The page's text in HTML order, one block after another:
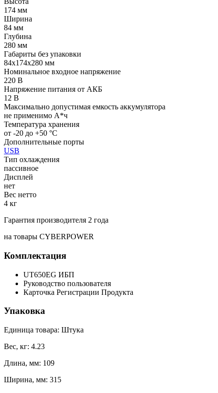
174 мм
Ширина
84 мм
Глубина
280 мм
Габариты без упаковки
84x174x280 мм
Номинальное входное напряжение
220 В
Напряжение питания от АКБ
12 В
Максимально допустимая емкость аккумулятора
не применимо А*ч
Температура хранения
от -20 до +50 °С
Дополнительные порты
USB
Тип охлаждения
пассивное
Дисплей
нет
Вес нетто
4 кг
Гарантия производителя 2 года
на товары CYBERPOWER
Комплектация
UT650EG ИБП
Руководство пользователя
Карточка Регистрации Продукта
Упаковка
Единица товара: Штука
Вес, кг: 4.23
Длина, мм: 109
Ширина, мм: 315